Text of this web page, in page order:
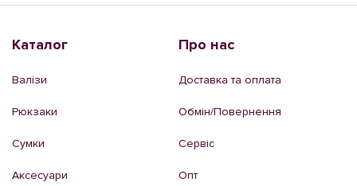
Каталог
Валізи
Рюкзаки
Сумки
Аксесуари
Про нас
Доставка та оплата
Обмін/Повернення
Сервіс
Опт